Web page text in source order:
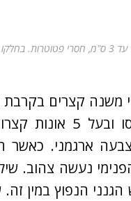
. העלים נגדיים, תמימים, אליפטיים וצבעם ירוק בהיר עד מכחיל,
משנה קצרים
סוכך 10 עד 30 פרחים. הגביע
כ 4 ס"מ. בשלב הניצן צבעה
נעשה צהוב.
הגנני הנפוץ במין